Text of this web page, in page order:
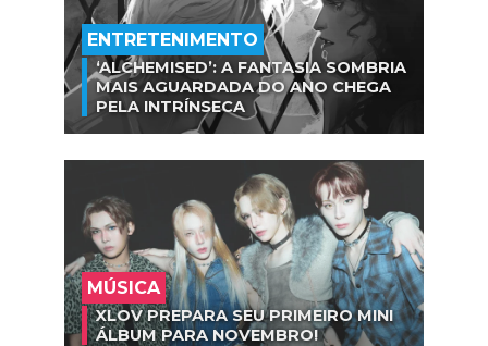
ENTRETENIMENTO
‘ALCHEMISED’: A FANTASIA SOMBRIA
MAIS AGUARDADA DO ANO CHEGA
PELA INTRÍNSECA
MÚSICA
XLOV PREPARA SEU PRIMEIRO MINI
ÁLBUM PARA NOVEMBRO!